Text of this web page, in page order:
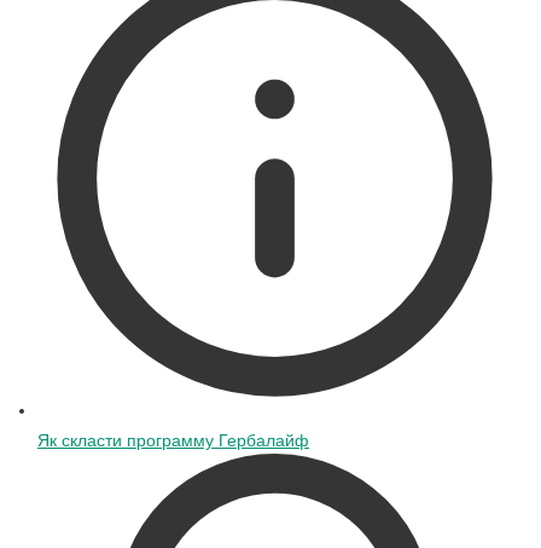
Як скласти программу Гербалайф